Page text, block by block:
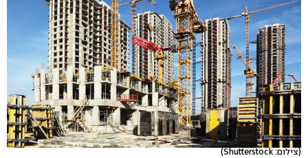
(צילום: Shutterstock)